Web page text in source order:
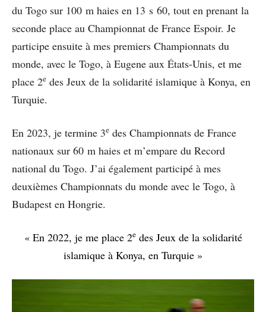
du Togo sur 100 m haies en 13 s 60, tout en prenant la
seconde place au Championnat de France Espoir. Je
participe ensuite à mes premiers Championnats du
monde, avec le Togo, à Eugene aux États-Unis, et me
place 2e des Jeux de la solidarité islamique à Konya, en
Turquie.
En 2023, je termine 3e des Championnats de France
nationaux sur 60 m haies et m’empare du Record
national du Togo. J’ai également participé à mes
deuxièmes Championnats du monde avec le Togo, à
Budapest en Hongrie.
« En 2022, je me place 2edes Jeux de la solidarité
islamique à Konya, en Turquie »